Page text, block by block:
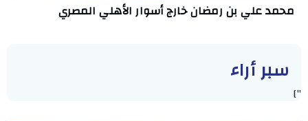
محمد علي بن رمضان خارج أسوار الأهلي المصري
سبر أراء
"]